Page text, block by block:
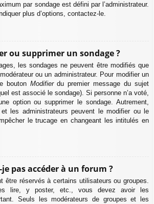
par sondage est défini par l’administrateur.
plus d’options, contactez-le.
ou supprimer un sondage ?
les sondages ne peuvent être modifiés que
ou un administrateur. Pour modifier un
bouton Modifierdu premier message du sujet
est associé le sondage). Si personne n’a voté,
option ou supprimer le sondage. Autrement,
les administrateurs peuvent le modifier ou le
le trucage en changeant les intitulés en
pas accéder à un forum ?
être réservés à certains utilisateurs ou groupes.
lire, y poster, etc., vous devez avoir les
Seuls les modérateurs de groupes et les